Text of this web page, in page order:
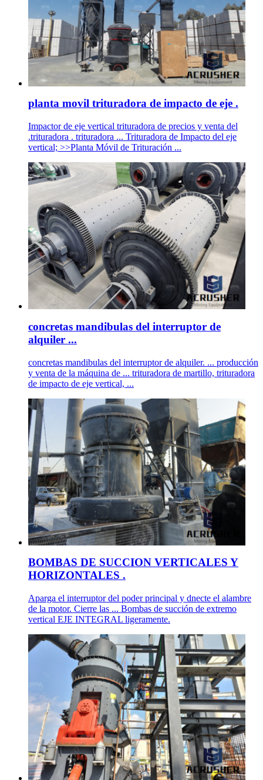
planta movil trituradora de impacto de eje .
Impactor de eje vertical trituradora de precios y venta del
.trituradora . trituradora ... Trituradora de Impacto del eje
vertical; >>Planta Móvil de Trituración ...
concretas mandibulas del interruptor de
alquiler ...
concretas mandibulas del interruptor de alquiler. ... producción
y venta de la máquina de ... trituradora de martillo, trituradora
de impacto de eje vertical, ...
BOMBAS DE SUCCION VERTICALES Y
HORIZONTALES .
Aparga el interruptor del poder principal y dnecte el alambre
de la motor. Cierre las ... Bombas de succión de extremo
vertical EJE INTEGRAL ligeramente.